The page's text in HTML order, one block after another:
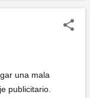
una mala
publicitario.